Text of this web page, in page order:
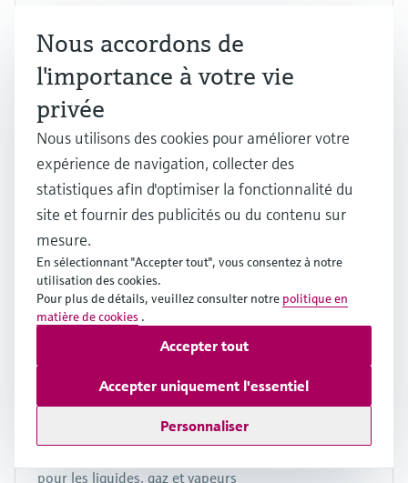
Produits système
Vue d'ensemble des produits système et des data
managers - Solutions pour la boucle
Produits logiciels pour la gestion des
équipements
jusqu'au suivi de leur état grâce à des informations
pertinentes pendant tout le cycle de vie des
équipements.
Mesure de la pression
pour les liquides, gaz et vapeurs
Nous accordons de
l'importance à votre vie
privée
Nous utilisons des cookies pour améliorer votre
expérience de navigation, collecter des
statistiques afin d'optimiser la fonctionnalité du
site et fournir des publicités ou du contenu sur
mesure.
En sélectionnant "Accepter tout", vous consentez à notre
utilisation des cookies.
Pour plus de détails, veuillez consulter notre politique en
matière de cookies .
Personnaliser
Accepter uniquement l'essentiel
Accepter tout